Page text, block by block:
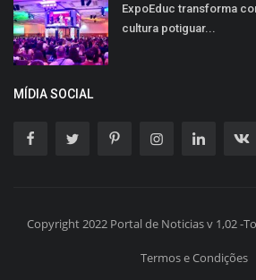
ExpoEduc transforma
cultura potiguar...
MÍDIA SOCIAL
Copyright 2022 Portal de Noticias v 1,02 -
Termos e Condições